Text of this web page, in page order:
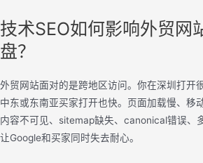
技术SEO如何影响外贸网
盘？
外贸网站面对的是跨地区访问。你在深圳打开
中东或东南亚买家打开也快。页面加载慢、移
内容不可见、sitemap缺失、canonical错误、
让Google和买家同时失去耐心。